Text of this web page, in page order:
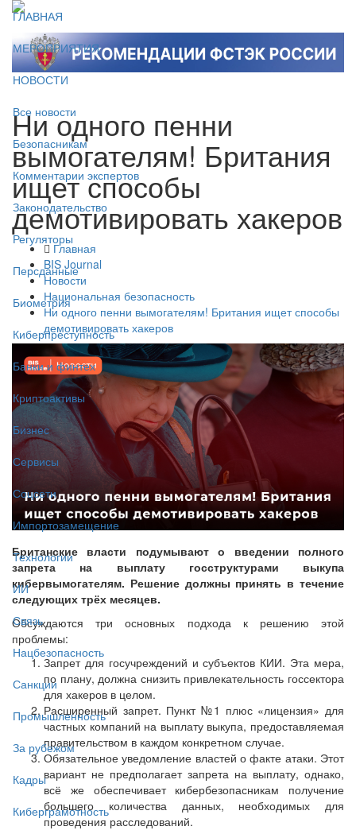
ГЛАВНАЯ
МЕРОПРИЯТИЯ
НОВОСТИ
Все новости
Безопасникам
Комментарии экспертов
Законодательство
Регуляторы
Персданные
Биометрия
Киберпреступность
Банки и финтех
Криптоактивы
Бизнес
Сервисы
Соцсети
Импортозамещение
Технологии
ИИ
Связь
Нацбезопасность
Санкции
Промышленность
За рубежом
Кадры
Киберграмотность
Ни одного пенни
вымогателям! Британия
ищет способы
демотивировать хакеров
Главная
BIS Journal
Новости
Национальная безопасность
Ни одного пенни вымогателям! Британия ищет способы
демотивировать хакеров
Британские власти подумывают о введении полного
запрета на выплату госструктурами выкупа
кибервымогателям. Решение должны принять в течение
следующих трёх месяцев.
Обсуждаются три основных подхода к решению этой
проблемы:
Запрет для госучреждений и субъектов КИИ. Эта мера,
по плану, должна снизить привлекательность госсектора
для хакеров в целом.
Расширенный запрет. Пункт №1 плюс «лицензия» для
частных компаний на выплату выкупа, предоставляемая
правительством в каждом конкретном случае.
Обязательное уведомление властей о факте атаки. Этот
вариант не предполагает запрета на выплату, однако,
всё же обеспечивает кибербезопасникам получение
большего количества данных, необходимых для
проведения расследований.